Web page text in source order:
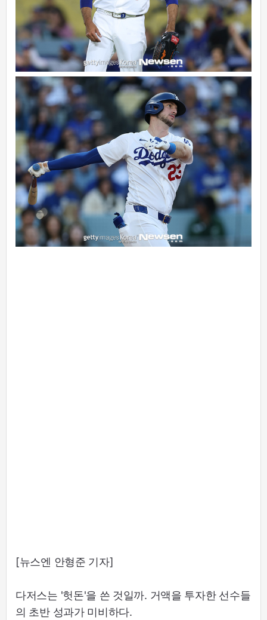
[뉴스엔 안형준 기자]
다저스는 '헛돈'을 쓴 것일까. 거액을 투자한 선수들
의 초반 성과가 미비하다.